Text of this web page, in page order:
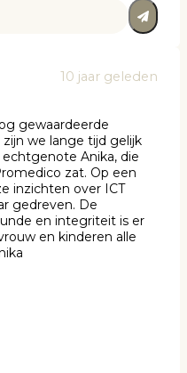
10 jaar geleden
gewaardeerde
we lange tijd gelijk
Anika, die
zat. Op een
inzichten over ICT
gedreven. De
en integriteit is er
en kinderen alle